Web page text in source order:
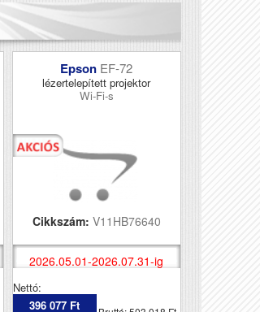
Epson EF-72
lézertelepített projektor
Wi-Fi-s
Cikkszám: V11HB76640
2026.05.01-2026.07.31-ig
Nettó:
396 077 Ft